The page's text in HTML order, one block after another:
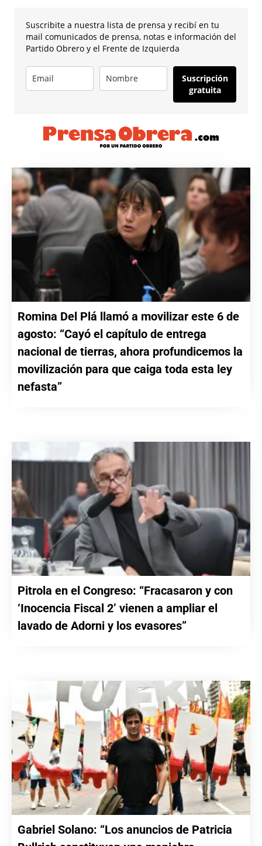
Suscribite a nuestra lista de prensa y recibí en tu
mail comunicados de prensa, notas e información del
Partido Obrero y el Frente de Izquierda
Suscripción
gratuita
Romina Del Plá llamó a movilizar este 6 de
agosto: “Cayó el capítulo de entrega
nacional de tierras, ahora profundicemos la
movilización para que caiga toda esta ley
nefasta”
Pitrola en el Congreso: “Fracasaron y con
‘Inocencia Fiscal 2’ vienen a ampliar el
lavado de Adorni y los evasores”
Gabriel Solano: “Los anuncios de Patricia